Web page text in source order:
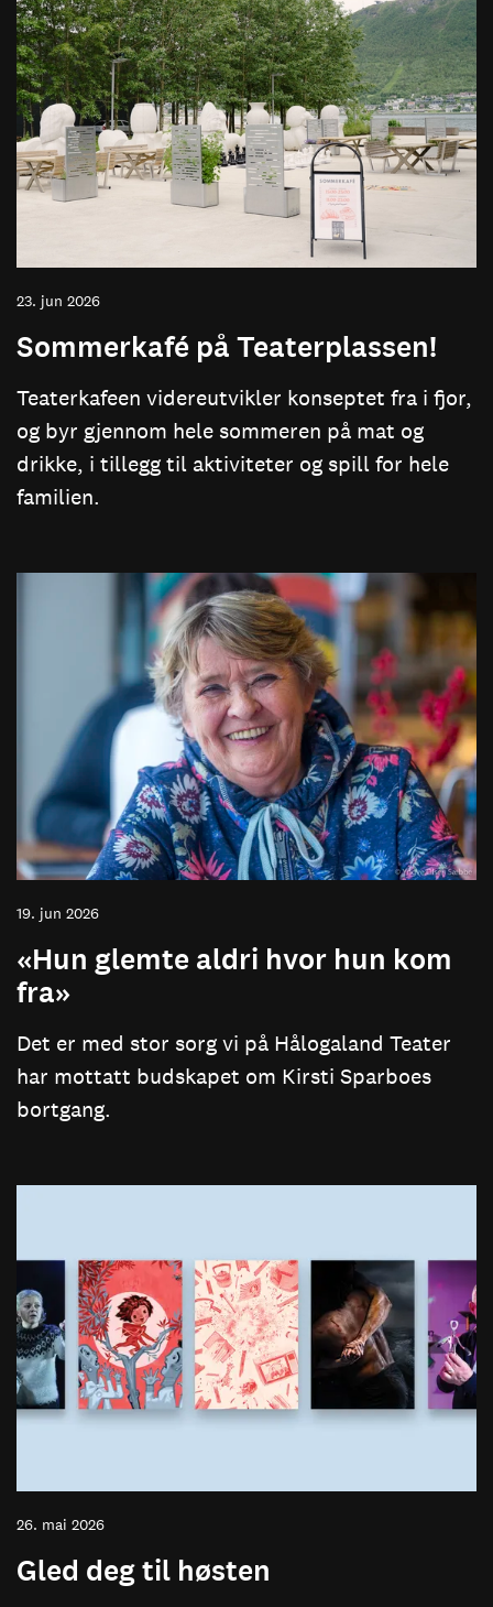
23. jun 2026
Sommerkafé på Teaterplassen!
Teaterkafeen videreutvikler konseptet fra i fjor,
og byr gjennom hele sommeren på mat og
drikke, i tillegg til aktiviteter og spill for hele
familien.
19. jun 2026
«Hun glemte aldri hvor hun kom
fra»
Det er med stor sorg vi på Hålogaland Teater
har mottatt budskapet om Kirsti Sparboes
bortgang.
26. mai 2026
Gled deg til høsten